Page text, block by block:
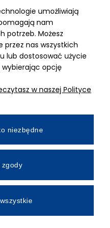
Mimari.com.pl
umożliwiają
nam
potrzeb. Możesz
przez nas wszystkich
lub dostosować użycie
opcję
w naszej Polityce
niezbędne